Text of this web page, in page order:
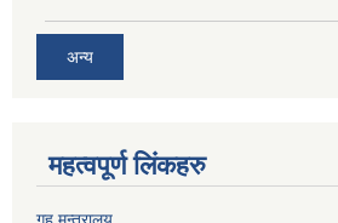
अन्य
महत्वपूर्ण लिंकहरु